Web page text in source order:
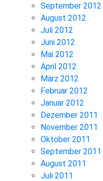
September 2012
August 2012
Juli 2012
Juni 2012
Mai 2012
April 2012
März 2012
Februar 2012
Januar 2012
Dezember 2011
November 2011
Oktober 2011
September 2011
August 2011
Juli 2011